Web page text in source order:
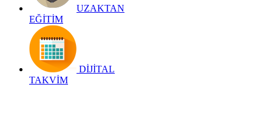
UZAKTAN
EĞİTİM
DİJİTAL
TAKVİM